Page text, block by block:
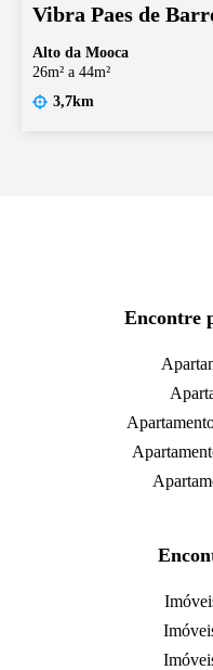
Vibra Paes de
Alto da Mooca
26m² a 44m²
3,7km
Encontre